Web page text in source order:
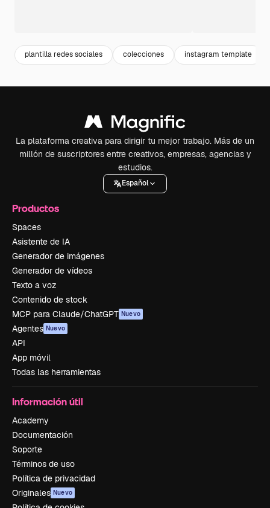
plantilla redes sociales colecciones instagram template
La plataforma creativa para dirigir tu mejor trabajo. Más de un
millón de suscriptores entre creativos, empresas, agencias y
estudios.
Español
Productos
Spaces
Asistente de IA
Generador de imágenes
Generador de vídeos
Texto a voz
Contenido de stock
MCP para Claude/ChatGPT Nuevo
Agentes Nuevo
API
App móvil
Todas las herramientas
Información útil
Academy
Documentación
Soporte
Términos de uso
Política de privacidad
Originales Nuevo